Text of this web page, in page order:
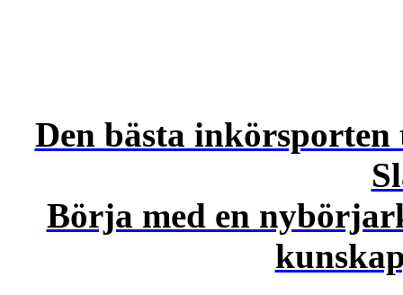
Den bästa
Börja med en